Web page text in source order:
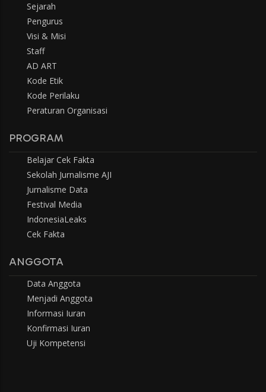
Sejarah
Pengurus
Visi & Misi
Staff
AD ART
Kode Etik
Kode Perilaku
Peraturan Organisasi
PROGRAM
Belajar Cek Fakta
Sekolah Jurnalisme AJI
Jurnalisme Data
Festival Media
IndonesiaLeaks
Cek Fakta
ANGGOTA
Data Anggota
Menjadi Anggota
Informasi Iuran
Konfirmasi Iuran
Uji Kompetensi